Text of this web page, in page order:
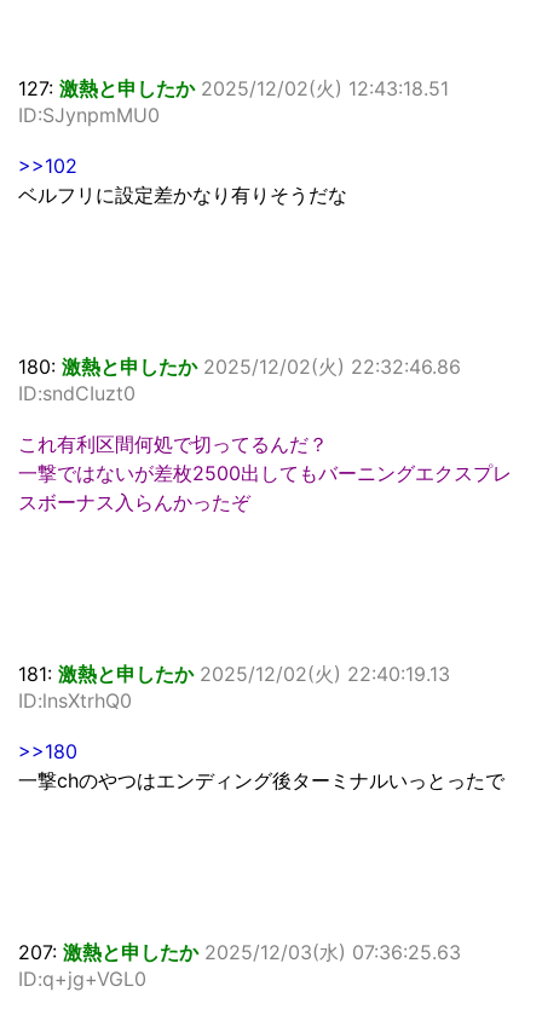
127: 激熱と申したか 2025/12/02(火) 12:43:18.51
ID:SJynpmMU0
>>102
ベルフリに設定差かなり有りそうだな
180: 激熱と申したか 2025/12/02(火) 22:32:46.86
ID:sndCIuzt0
これ有利区間何処で切ってるんだ？
一撃ではないが差枚2500出してもバーニングエクスプレ
スボーナス入らんかったぞ
181: 激熱と申したか 2025/12/02(火) 22:40:19.13
ID:lnsXtrhQ0
>>180
一撃chのやつはエンディング後ターミナルいっとったで
207: 激熱と申したか 2025/12/03(水) 07:36:25.63
ID:q+jg+VGL0